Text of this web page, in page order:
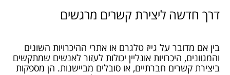
דרך חדשה ליצירת קשרים מרגשים
בין אם מדובר על גייז טלגרם או אתרי ההיכרויות השונים
והמגוונים, היכרויות אונליין יכולות לעזור לאנשים שמתקשים
ביצירת קשרים חברתיים, או סובלים מביישנות. הן מספקות